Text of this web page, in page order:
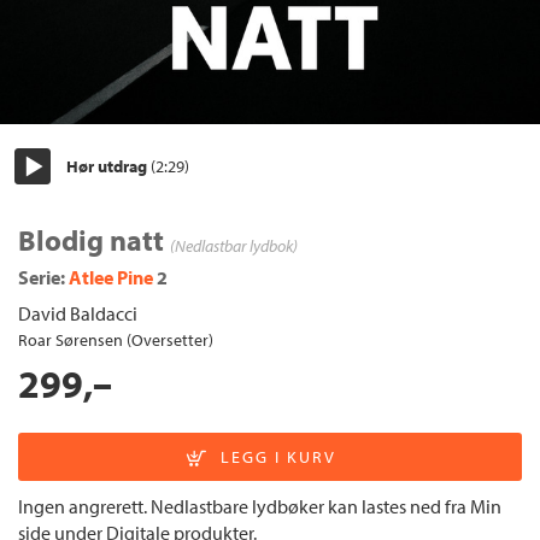
Hør utdrag (2:29)
Blodig natt (Nedlastbar lydbok)
Serie:Atlee Pine2
David Baldacci
Roar Sørensen (Oversetter)
299,–
Ingen angrerett. Nedlastbare lydbøker kan lastes ned fra Min
side under Digitale produkter.